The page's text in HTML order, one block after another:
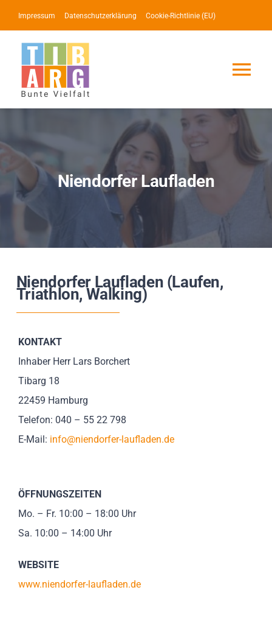
Inhalt
springen
Impressum Datenschutzerklärung Cookie-Richtlinie (EU)
Service
News
Impressionen
Niendorfer Laufladen
Niendorfer Laufladen (Laufen,
Triathlon, Walking)
KONTAKT
Inhaber Herr Lars Borchert
Tibarg 18
22459 Hamburg
Telefon: 040 – 55 22 798
E-Mail: info@niendorfer-laufladen.de
ÖFFNUNGSZEITEN
Mo. – Fr. 10:00 – 18:00 Uhr
Sa. 10:00 – 14:00 Uhr
WEBSITE
www.niendorfer-laufladen.de